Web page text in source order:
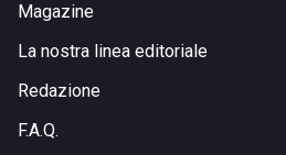
Magazine
La nostra linea editoriale
Redazione
F.A.Q.